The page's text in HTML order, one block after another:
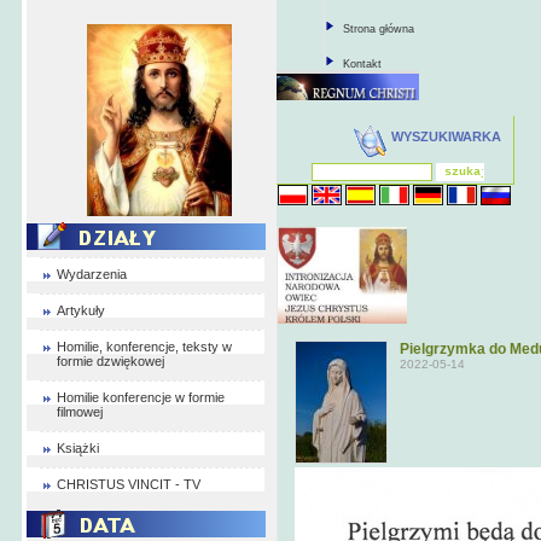
Wydarzenia
Artykuły
Homilie, konferencje, teksty w
formie dzwiękowej
Homilie konferencje w formie
filmowej
Książki
CHRISTUS VINCIT - TV
Strona główna
Kontakt
WYSZUKIWARKA
Pielgrzymka do
2022-05-14